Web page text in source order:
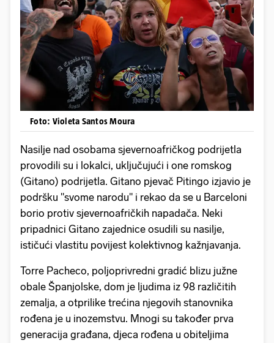
Foto: Violeta Santos Moura
Nasilje nad osobama sjevernoafričkog podrijetla
provodili su i lokalci, uključujući i one romskog
(Gitano) podrijetla. Gitano pjevač Pitingo izjavio je
podršku "svome narodu" i rekao da se u Barceloni
borio protiv sjevernoafričkih napadača. Neki
pripadnici Gitano zajednice osudili su nasilje,
ističući vlastitu povijest kolektivnog kažnjavanja.
Torre Pacheco, poljoprivredni gradić blizu južne
obale Španjolske, dom je ljudima iz 98 različitih
zemalja, a otprilike trećina njegovih stanovnika
rođena je u inozemstvu. Mnogi su također prva
generacija građana, djeca rođena u obiteljima